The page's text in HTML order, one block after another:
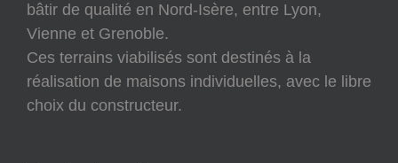
bâtir de qualité en Nord-Isère, entre Lyon,
Vienne et Grenoble.
Ces terrains viabilisés sont destinés à la
réalisation de maisons individuelles, avec le libre
choix du constructeur.